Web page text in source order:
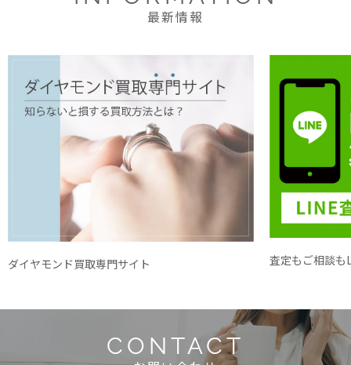
最新情報
ダイヤモンド買取専門サイト 査定もご相談も
CONTACT